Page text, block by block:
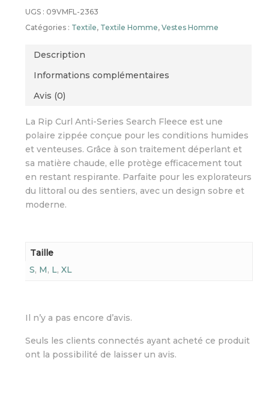
UGS : 09VMFL-2363
Catégories : Textile, Textile Homme, Vestes Homme
Description
Informations complémentaires
Avis (0)
La Rip Curl Anti-Series Search Fleece est une
polaire zippée conçue pour les conditions humides
et venteuses. Grâce à son traitement déperlant et
sa matière chaude, elle protège efficacement tout
en restant respirante. Parfaite pour les explorateurs
du littoral ou des sentiers, avec un design sobre et
moderne.
Taille
S, M, L, XL
Il n’y a pas encore d’avis.
Seuls les clients connectés ayant acheté ce produit
ont la possibilité de laisser un avis.